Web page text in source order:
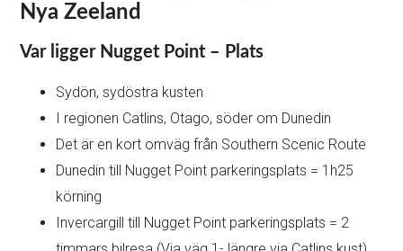
Nya Zeeland
Var ligger Nugget Point – Plats
Sydön, sydöstra kusten
I regionen Catlins, Otago, söder om Dunedin
Det är en kort omväg från Southern Scenic Route
Dunedin till Nugget Point parkeringsplats = 1h25
körning
Invercargill till Nugget Point parkeringsplats = 2